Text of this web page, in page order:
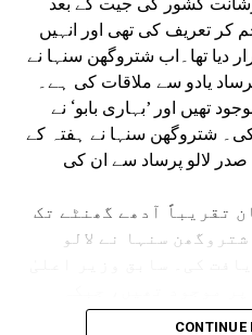
تعریف کی تھی اور انہیں
دیا تھا۔اب شتروگھن سنہا نے
یادو سے ملاقات کی ہے۔
تھیں اور ’بہاری بابو‘ نے
شتروگھن سنہا نے ہفتہ کے
لالو پرساد سے ان کی
تقریباً آدھے گھنٹے تک
سنہا نے لالو
اس وقت وہاں موجودCONTINUE